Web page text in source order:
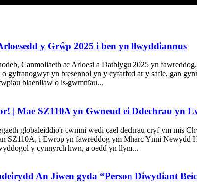
y Grŵp 2025 i ben yn llwyddiannus
Canmoliaeth ac Arloesi a Datblygu 2025 yn
gyfranogwyr yn bresennol yn y cyfarfod ar y safle, gan
blaenllaw o is-gwmnïau...
| Mae SZ110A yn Gwneud ei Ddechrau yn
globaleiddio'r cwmni wedi cael dechrau cryf ym mis
SZ110A, i Ewrop yn fawreddog ym Mharc Ynni
y cynnyrch hwn, a oedd yn llym...
An Jiwen gyda “Person Diwydiant Beic